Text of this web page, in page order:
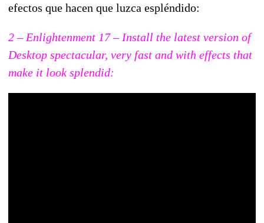
efectos que hacen que luzca espléndido:
2 – Enlightenment 17 – Install the latest version of
Desktop spectacular, very fast and with effects that
make it look splendid: